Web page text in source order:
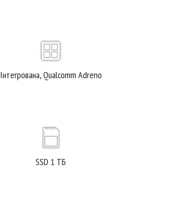
Інтегрована, Qualcomm Adreno
SSD 1 ТБ